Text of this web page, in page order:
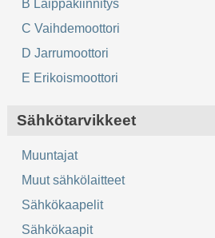
B Laippakiinnitys
C Vaihdemoottori
D Jarrumoottori
E Erikoismoottori
Sähkötarvikkeet
Muuntajat
Muut sähkölaitteet
Sähkökaapelit
Sähkökaapit